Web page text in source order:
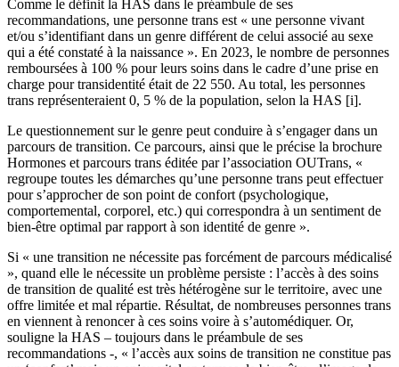
Comme le définit la HAS dans le préambule de ses
recommandations, une personne trans est « une personne vivant
et/ou s’identifiant dans un genre différent de celui associé au sexe
qui a été constaté à la naissance ». En 2023, le nombre de personnes
remboursées à 100 % pour leurs soins dans le cadre d’une prise en
charge pour transidentité était de 22 550. Au total, les personnes
trans représenteraient 0, 5 % de la population, selon la HAS [i].
Le questionnement sur le genre peut conduire à s’engager dans un
parcours de transition. Ce parcours, ainsi que le précise la brochure
Hormones et parcours trans éditée par l’association OUTrans, «
regroupe toutes les démarches qu’une personne trans peut effectuer
pour s’approcher de son point de confort (psychologique,
comportemental, corporel, etc.) qui correspondra à un sentiment de
bien-être optimal par rapport à son identité de genre ».
Si « une transition ne nécessite pas forcément de parcours médicalisé
», quand elle le nécessite un problème persiste : l’accès à des soins
de transition de qualité est très hétérogène sur le territoire, avec une
offre limitée et mal répartie. Résultat, de nombreuses personnes trans
en viennent à renoncer à ces soins voire à s’automédiquer. Or,
souligne la HAS – toujours dans le préambule de ses
recommandations -, « l’accès aux soins de transition ne constitue pas